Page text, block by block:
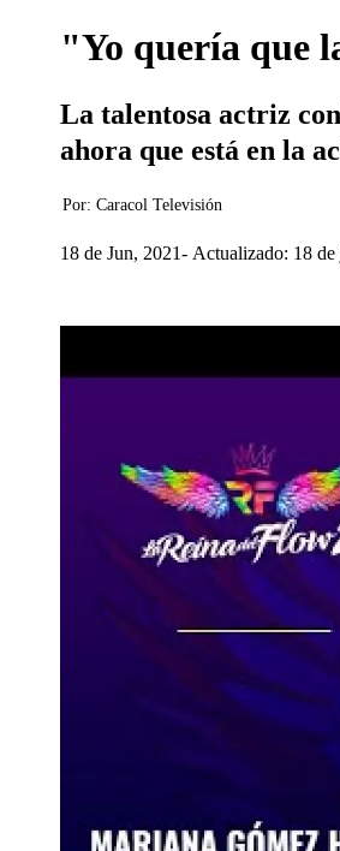
"Yo quería que
La talentosa actriz
ahora que está en la
Por: Caracol Televisión
18 de Jun, 2021 Actualizado: 18 de